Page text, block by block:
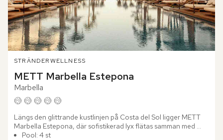
STRÄNDERWELLNESS
METT Marbella Estepona
Marbella
Längs den glittrande kustlinjen på Costa del Sol ligger METT
Marbella Estepona, där sofistikerad lyx flätas samman med
naturens naturliga skönhet. Här väntar eleganta rum, vars...
Pool: 4 st